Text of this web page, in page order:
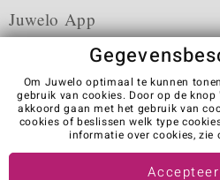
Juwelo App
Algemene verkoopvoorwaarden
Colofon
Contact
Visit our stores in
Om Juwelo optimaal te kunnen
gebruik van cookies. Door op de
akkoord gaan met het gebruik van
cookies of beslissen welk type
informatie over cookies, zie